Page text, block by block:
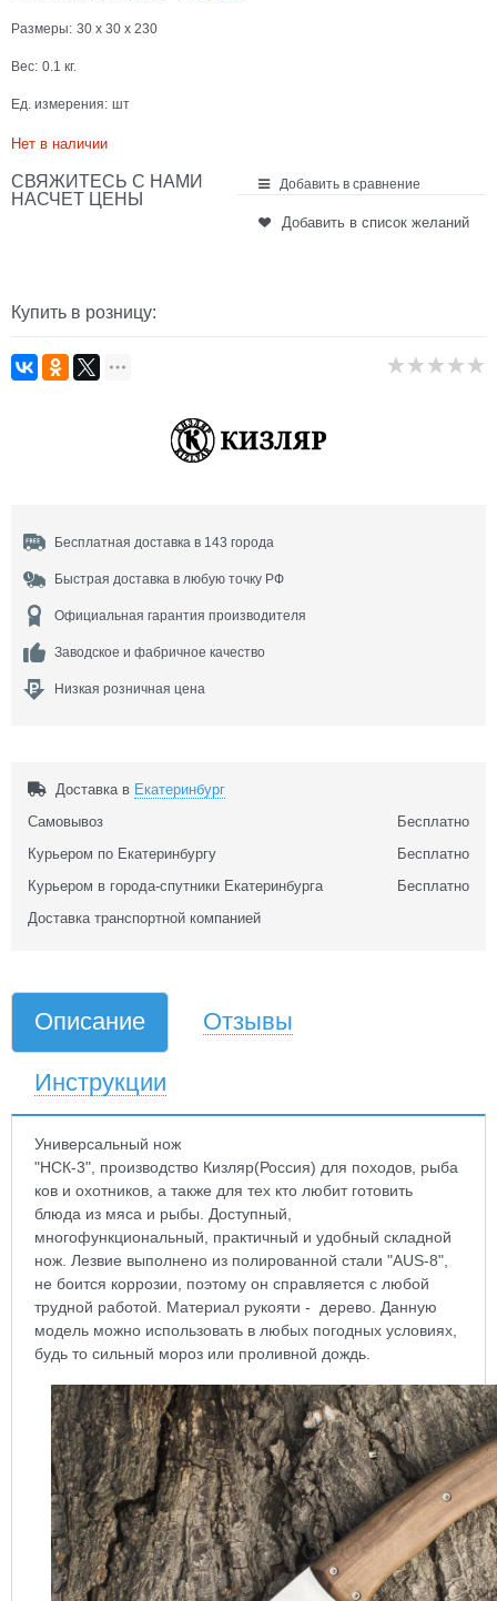
Размеры: 30 x 30 x 230
Вес: 0.1 кг.
Ед. измерения: шт
Нет в наличии
СВЯЖИТЕСЬ С НАМИ
НАСЧЕТ ЦЕНЫ
Добавить в сравнение
Добавить в список желаний
Купить в розницу:
Бесплатная доставка в 143 города
Быстрая доставка в любую точку РФ
Официальная гарантия производителя
Заводское и фабричное качество
Низкая розничная цена
Доставка в Екатеринбург
Самовывоз
Бесплатно
Курьером по Екатеринбургу
Бесплатно
Курьером в города-спутники Екатеринбурга
Бесплатно
Доставка транспортной компанией
Описание Отзывы
Инструкции
Универсальный нож
"НСК-3", производство Кизляр(Россия) для походов, рыба
ков и охотников, а также для тех кто любит готовить
блюда из мяса и рыбы. Доступный,
многофункциональный, практичный и удобный складной
нож. Лезвие выполнено из полированной стали "AUS-8",
не боится коррозии, поэтому он справляется с любой
трудной работой. Материал рукояти - дерево. Данную
модель можно использовать в любых погодных условиях,
будь то сильный мороз или проливной дождь.